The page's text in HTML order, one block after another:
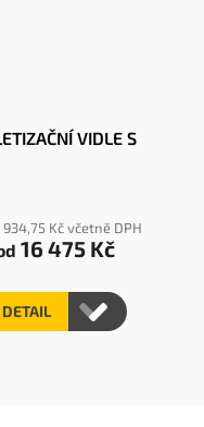
VIDLE S
934,75 Kč včetně DPH
16 475 Kč
DETAIL